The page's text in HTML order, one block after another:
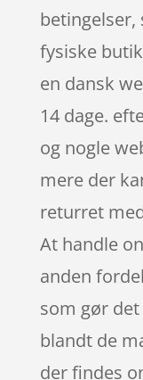
betingelser,
fysiske
en dansk
14 dage.
og nogle
mere der
returret
At handle
anden
som gør
blandt de
der findes